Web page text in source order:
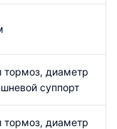
тормоз, диаметр
суппорт
тормоз, диаметр